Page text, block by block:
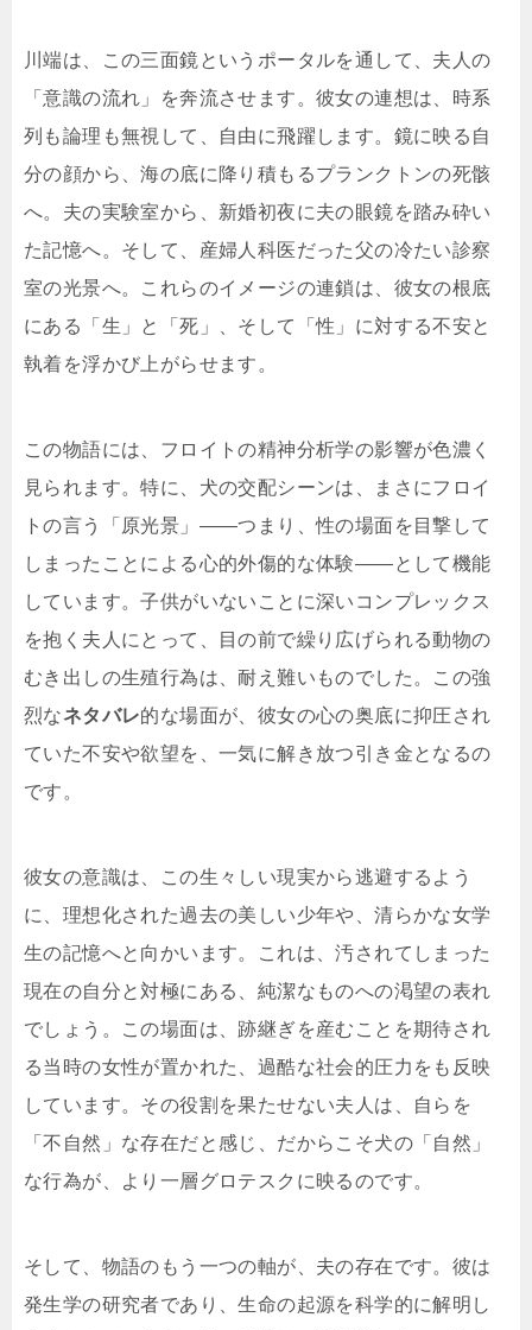
川端は、この三面鏡というポータルを通して、夫人の
「意識の流れ」を奔流させます。彼女の連想は、時系
列も論理も無視して、自由に飛躍します。鏡に映る自
分の顔から、海の底に降り積もるプランクトンの死骸
へ。夫の実験室から、新婚初夜に夫の眼鏡を踏み砕い
た記憶へ。そして、産婦人科医だった父の冷たい診察
室の光景へ。これらのイメージの連鎖は、彼女の根底
にある「生」と「死」、そして「性」に対する不安と
執着を浮かび上がらせます。
この物語には、フロイトの精神分析学の影響が色濃く
見られます。特に、犬の交配シーンは、まさにフロイ
トの言う「原光景」――つまり、性の場面を目撃して
しまったことによる心的外傷的な体験――として機能
しています。子供がいないことに深いコンプレックス
を抱く夫人にとって、目の前で繰り広げられる動物の
むき出しの生殖行為は、耐え難いものでした。この強
烈なネタバレ的な場面が、彼女の心の奥底に抑圧され
ていた不安や欲望を、一気に解き放つ引き金となるの
です。
彼女の意識は、この生々しい現実から逃避するよう
に、理想化された過去の美しい少年や、清らかな女学
生の記憶へと向かいます。これは、汚されてしまった
現在の自分と対極にある、純潔なものへの渇望の表れ
でしょう。この場面は、跡継ぎを産むことを期待され
る当時の女性が置かれた、過酷な社会的圧力をも反映
しています。その役割を果たせない夫人は、自らを
「不自然」な存在だと感じ、だからこそ犬の「自然」
な行為が、より一層グロテスクに映るのです。
そして、物語のもう一つの軸が、夫の存在です。彼は
発生学の研究者であり、生命の起源を科学的に解明し